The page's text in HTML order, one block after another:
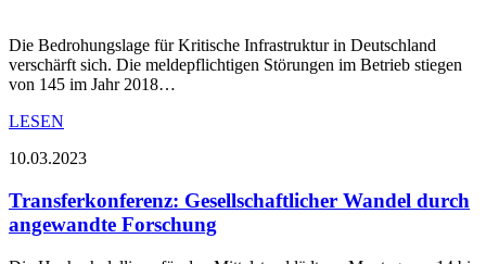
Die Bedrohungslage für Kritische Infrastruktur in Deutschland
verschärft sich. Die meldepflichtigen Störungen im Betrieb stiegen
von 145 im Jahr 2018…
LESEN
10.03.2023
Transferkonferenz: Gesellschaftlicher Wandel durch
angewandte Forschung